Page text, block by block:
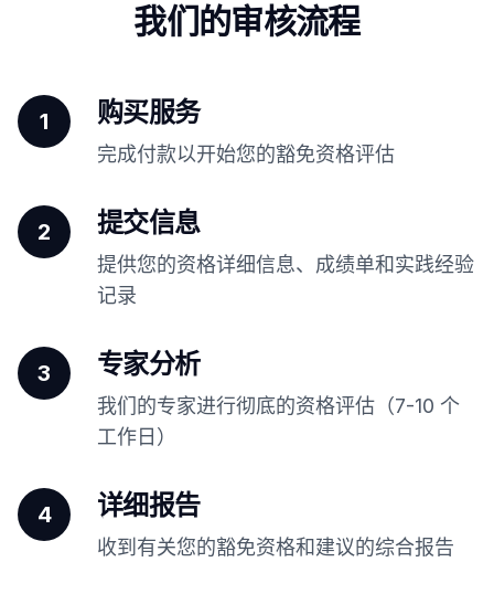
我们的审核流程
1 购买服务
完成付款以开始您的豁免资格评估
2 提交信息
提供您的资格详细信息、成绩单和实践经验
记录
3 专家分析
我们的专家进行彻底的资格评估（7-10 个
工作日）
4 详细报告
收到有关您的豁免资格和建议的综合报告